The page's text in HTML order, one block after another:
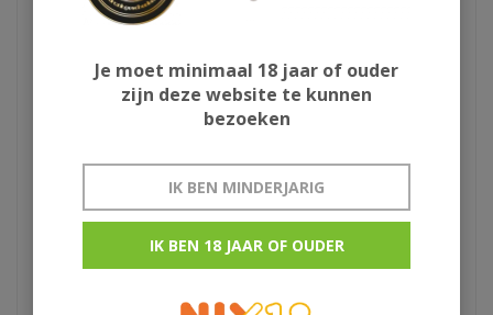
wijnlikeur
Barefoot Jammy Red
75cl
Je moet minimaal 18 jaar of ouder
zijn deze website te kunnen
bezoeken
IK BEN MINDERJARIG
IK BEN 18 JAAR OF OUDER